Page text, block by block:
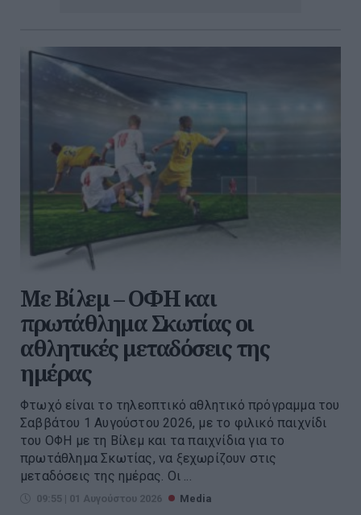
Με Βίλεμ – ΟΦΗ και
πρωτάθλημα Σκωτίας οι
αθλητικές μεταδόσεις της
ημέρας
Φτωχό είναι το τηλεοπτικό αθλητικό πρόγραμμα του
Σαββάτου 1 Αυγούστου 2026, με το φιλικό παιχνίδι
του ΟΦΗ με τη Βίλεμ και τα παιχνίδια για το
πρωτάθλημα Σκωτίας, να ξεχωρίζουν στις
μεταδόσεις της ημέρας. Οι ...
09:55 | 01 Αυγούστου 2026 Media